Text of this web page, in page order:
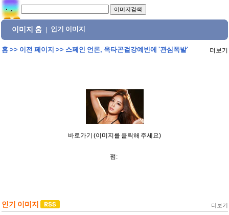
이미지 홈 인기 이미지
홈>> 이전 페이지 >> 스페인 언론, 옥타곤걸강예빈에 '관심폭발' 더보기
바로가기 (이미지를 클릭해 주세요)
펌:
인기 이미지 더보기